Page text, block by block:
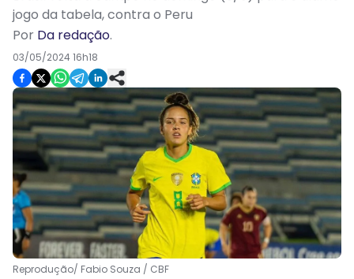
jogo da tabela, contra o Peru
Por Da redação.
03/05/2024 16h18
Reprodução/ Fabio Souza / CBF